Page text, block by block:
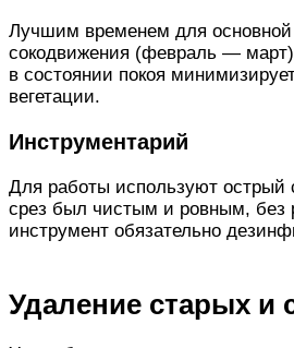
Лучшим временем для основной
сокодвижения (февраль —
в состоянии покоя
вегетации.
Инструментарий
Для работы используют острый
срез был чистым и ровным, без
инструмент обязательно
Удаление старых и